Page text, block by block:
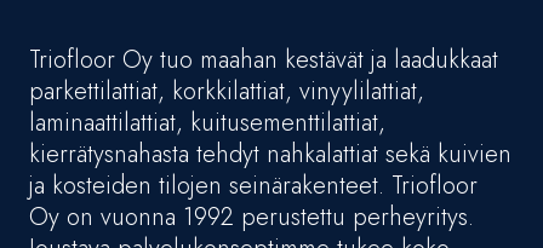
Triofloor Oy tuo maahan kestävät ja laadukkaat
parkettilattiat, korkkilattiat, vinyylilattiat,
laminaattilattiat, kuitusementtilattiat,
kierrätysnahasta tehdyt nahkalattiat sekä kuivien
ja kosteiden tilojen seinärakenteet. Triofloor
Oy on vuonna 1992 perustettu perheyritys.